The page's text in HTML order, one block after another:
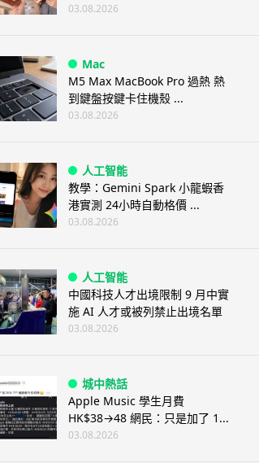
03.08.2026
Mac
M5 Max MacBook Pro 過熱 熱
到鍵盤按鍵卡住機殼 ...
03.08.2026
人工智能
教學：Gemini Spark 小龍蝦香
港實測 24小時自動格價 ...
03.08.2026
人工智能
中國科技人才出境限制 9 月中實
施 AI 人才或被列禁止出境名單
03.08.2026
城中熱話
Apple Music 學生月費
HK$38→48 網民：只是加了 1...
03.08.2026